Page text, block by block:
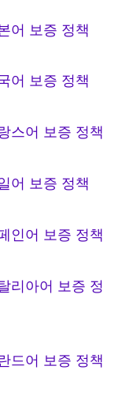
어 보증 정책
어 보증 정책
스어 보증 정책
어 보증 정책
인어 보증 정책
리아어 보증 정
드어 보증 정책